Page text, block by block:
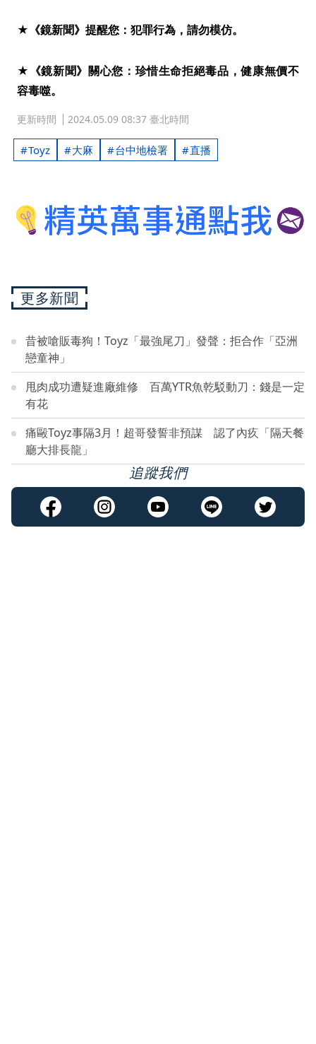
★《鏡新聞》提醒您：犯罪行為，請勿模仿。
★《鏡新聞》關心您：珍惜生命拒絕毒品，健康無價不
容毒噬。
更新時間 2024.05.09 08:37 臺北時間
Toyz 大麻 台中地檢署 直播
更多新聞
昔被嗆販毒狗！Toyz「最強尾刀」發聲：拒合作「亞洲
戀童神」
甩肉成功遭疑進廠維修 百萬YTR魚乾駁動刀：錢是一定
有花
痛毆Toyz事隔3月！超哥發誓非預謀 認了內疚「隔天餐
廳大排長龍」
追蹤我們